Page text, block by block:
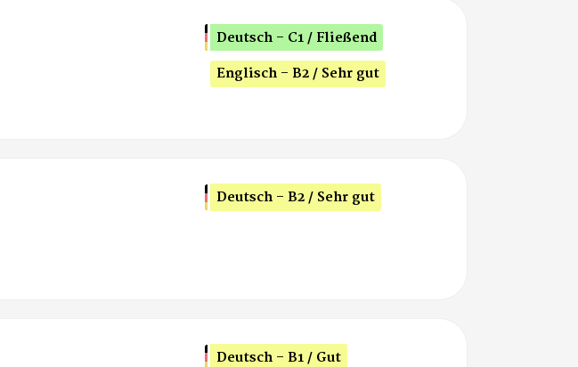
Deutsch - C1 / Fließend
Englisch - B2 / Sehr gut
Deutsch - B2 / Sehr gut
Deutsch - B1 / Gut